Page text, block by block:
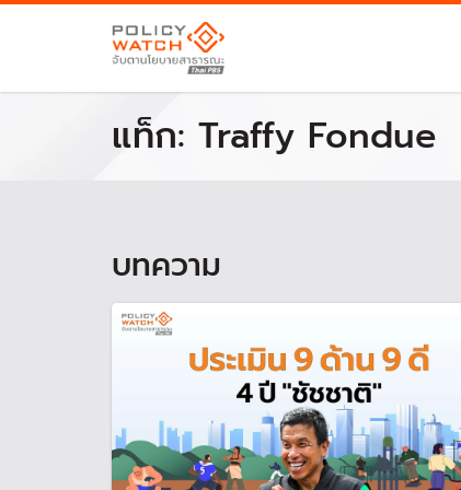
แท็ก: Traffy Fondue
บทความ